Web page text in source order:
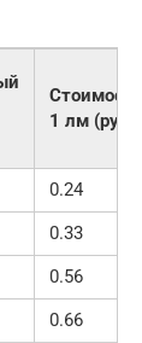
Стоимость
1 лм (руб)
0.24
0.33
0.56
0.66